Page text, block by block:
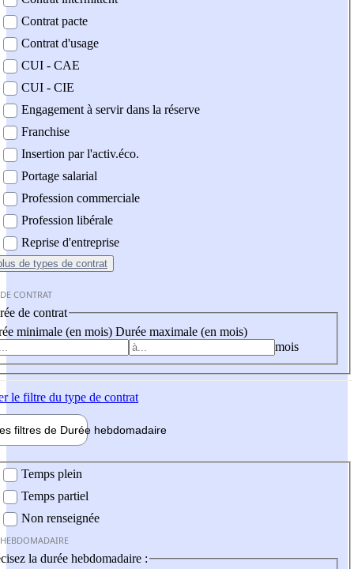
Contrat pacte
Contrat d'usage
CUI - CAE
CUI - CIE
Engagement à servir dans la réserve
Franchise
Insertion par l'activ.éco.
Portage salarial
Profession commerciale
Profession libérale
Reprise d'entreprise
de types de contrat
CONTRAT
de contrat
minimale (en mois) Durée maximale (en mois)
mois
le filtre du type de contrat
filtres de Durée hebdomadaire
Temps plein
Temps partiel
Non renseignée
la durée hebdomadaire :